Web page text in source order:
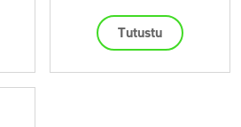
Tutustu